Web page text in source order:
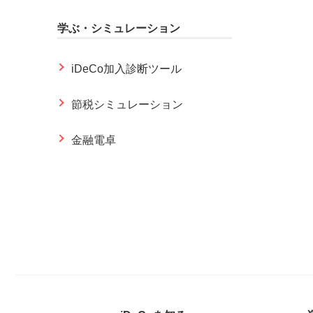
学ぶ・シミュレーション
iDeCo加入診断ツール
節税シミュレーション
金融電卓